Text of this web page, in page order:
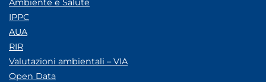
Ambiente e Salute
IPPC
AUA
RIR
Valutazioni ambientali – VIA
Open Data